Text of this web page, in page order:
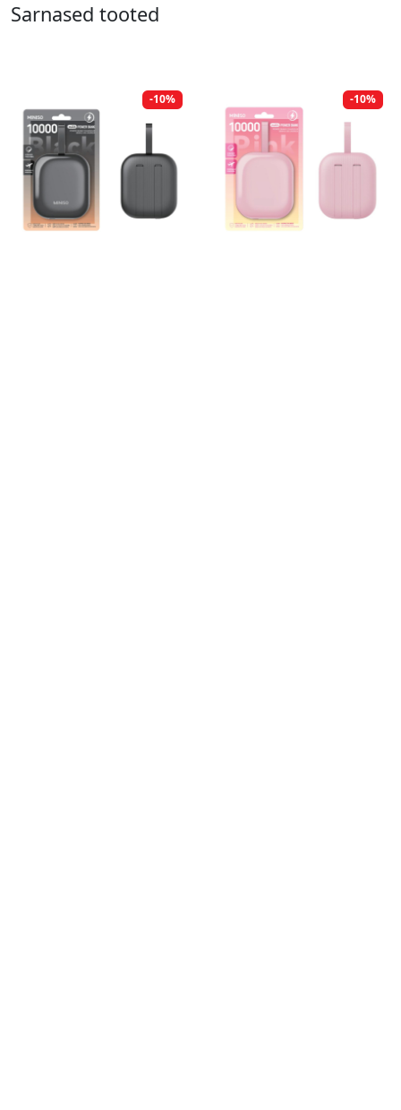
Sarnased tooted
-10% -10%